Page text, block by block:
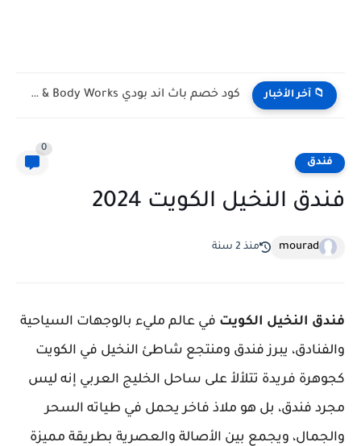
📁 آخر الأخبار كود خصم باث اند بودي Bath & Body Works الكويت...
فندق
0
فندق النخيل الكويت 2024
mourad منذ 2 سنة
فندق النخيل الكويت في عالم مليء بالوجهات السياحية
والفنادق، يبرز فندق ومنتجع شاطئ النخيل في الكويت
كجوهرة فريدة تتلألأ على ساحل الخليج العربي إنه ليس
مجرد فندق، بل هو ملاذ فاخر يحمل في طياته السحر
والجمال، ويجمع بين الأصالة والعصرية بطريقة مميزة